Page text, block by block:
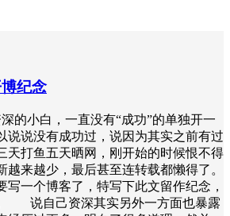
纪念
的小白，一直没有“成功”的单独开一
说说没有成功过，说因为其实之前有过
天打鱼五天晒网，刚开始的时候恨不得
越来越少，最后甚至连转载都懒得了。
写一个博客了，特写下此文留作纪念，
说自己资深其实另外一方面也暴露